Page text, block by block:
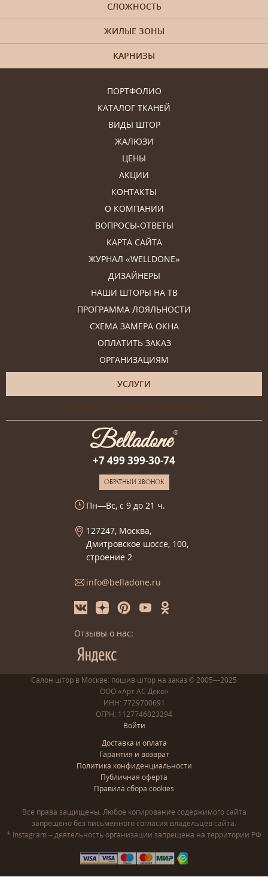
ПОРТФОЛИО
КАТАЛОГ ТКАНЕЙ
ВИДЫ ШТОР
ЖАЛЮЗИ
ЦЕНЫ
АКЦИИ
КОНТАКТЫ
О КОМПАНИИ
ВОПРОСЫ-ОТВЕТЫ
КАРТА САЙТА
ЖУРНАЛ «WELLDONE»
ДИЗАЙНЕРЫ
НАШИ ШТОРЫ НА ТВ
ПРОГРАММА ЛОЯЛЬНОСТИ
СХЕМА ЗАМЕРА ОКНА
ОПЛАТИТЬ ЗАКАЗ
ОРГАНИЗАЦИЯМ
УСЛУГИ
Онлайн-консультация дизайнера
СЛОЖНОСТЬ
ЖИЛЫЕ ЗОНЫ
КАРНИЗЫ
+7 499 399-30-74
ОБРАТНЫЙ ЗВОНОК
Пн—Вс, с 9 до 21 ч.
127247, Москва,
Дмитровское шоссе, 100,
строение 2
info@belladone.ru
Отзывы о нас:
Салон штор в Москве: пошив штор на заказ © 2005—2025
ООО «Арт АС Деко»
ИНН: 7729700691
ОГРН: 1127746023294
Войти
Доставка и оплата
Гарантия и возврат
Политика конфиденциальности
Публичная оферта
Правила сбора cookies
Все права защищены. Любое копирование содержимого сайта
запрещено без письменного согласия владельцев сайта.
* Instagram – деятельность организации запрещена на территории РФ